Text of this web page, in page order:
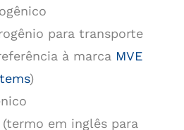
para transporte
à marca MVE
)
em inglês para